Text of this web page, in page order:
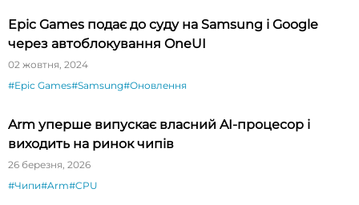
Epic Games подає до суду на Samsung і Google
через автоблокування OneUI
02 жовтня, 2024
#Epic Games#Samsung#Оновлення
Arm уперше випускає власний AI-процесор і
виходить на ринок чипів
26 березня, 2026
#Чипи#Arm#CPU